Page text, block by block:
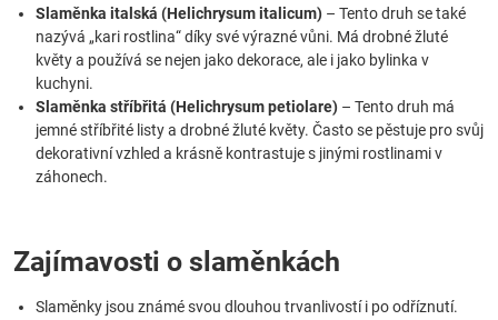
Slaměnka italská (Helichrysum italicum) – Tento druh se také
nazývá „kari rostlina“ díky své výrazné vůni. Má drobné žluté
květy a používá se nejen jako dekorace, ale i jako bylinka v
kuchyni.
Slaměnka stříbřitá (Helichrysum petiolare) – Tento druh má
jemné stříbřité listy a drobné žluté květy. Často se pěstuje pro svůj
dekorativní vzhled a krásně kontrastuje s jinými rostlinami v
záhonech.
Zajímavosti o slaměnkách
Slaměnky jsou známé svou dlouhou trvanlivostí i po odříznutí.